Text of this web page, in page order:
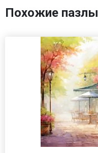
Похожие пазлы